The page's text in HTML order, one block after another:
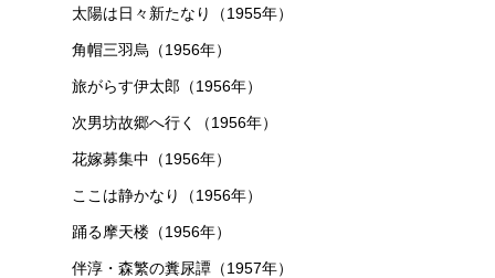
太陽は日々新たなり（1955年）
角帽三羽烏（1956年）
旅がらす伊太郎（1956年）
次男坊故郷へ行く（1956年）
花嫁募集中（1956年）
ここは静かなり（1956年）
踊る摩天楼（1956年）
伴淳・森繁の糞尿譚（1957年）